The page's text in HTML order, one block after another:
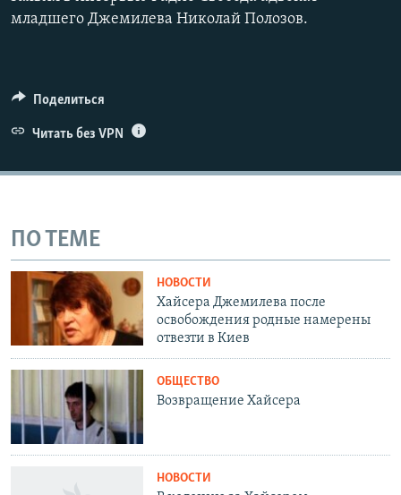
младшего Джемилева Николай Полозов.
Поделиться
Читать без VPN
ПО ТЕМЕ
НОВОСТИ
Хайсера Джемилева после
освобождения родные намерены
отвезти в Киев
ОБЩЕСТВО
Возвращение Хайсера
НОВОСТИ